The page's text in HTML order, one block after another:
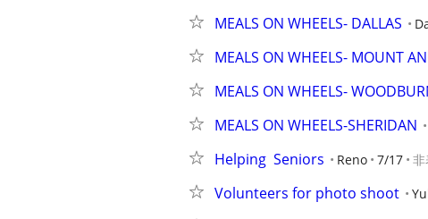
MEALS ON WHEELS- DALLAS
MEALS ON WHEELS- MOUNT
MEALS ON WHEELS-
MEALS ON WHEELS-SHERIDAN
Helping  Seniors Reno 7/17
Volunteers for photo shoot